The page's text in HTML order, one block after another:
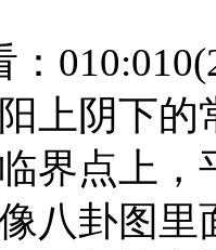
：
上阴下的
界点上，
八卦图里